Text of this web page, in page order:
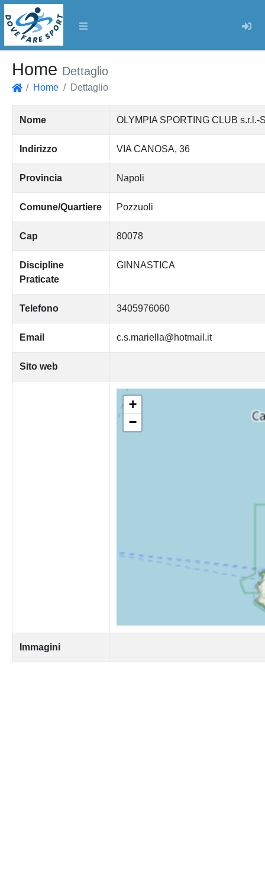
Home Dettaglio
Home Dettaglio
Nome OLYMPIA SPORTING CLUB
Indirizzo VIA CANOSA, 36
Provincia Napoli
Comune/Quartiere Pozzuoli
Cap 80078
Discipline
Praticate
GINNASTICA
Telefono 3405976060
Email c.s.mariella@hotmail.it
Sito web
+
−
Immagini